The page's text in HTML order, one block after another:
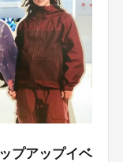
プアップイベ